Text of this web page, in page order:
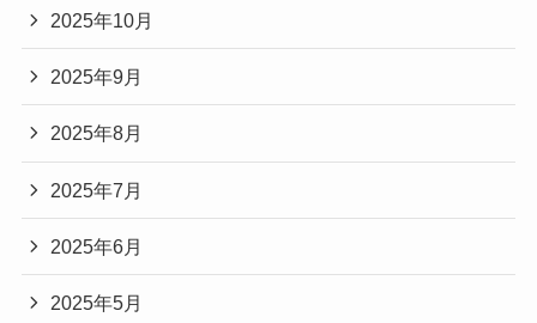
2025年10月
2025年9月
2025年8月
2025年7月
2025年6月
2025年5月